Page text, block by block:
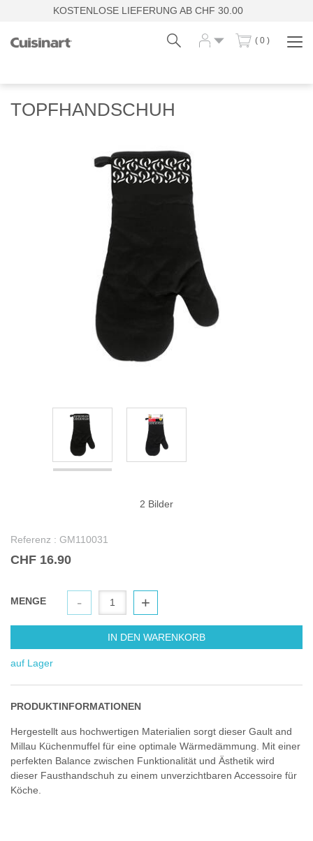
KOSTENLOSE LIEFERUNG AB CHF 30.00
( 0 )
TOPFHANDSCHUH
2 Bilder
Referenz : GM110031
CHF 16.90
MENGE - +
IN DEN WARENKORB
auf Lager
PRODUKTINFORMATIONEN
Hergestellt aus hochwertigen Materialien sorgt dieser Gault and
Millau Küchenmuffel für eine optimale Wärmedämmung. Mit einer
perfekten Balance zwischen Funktionalität und Ästhetik wird
dieser Fausthandschuh zu einem unverzichtbaren Accessoire für
Köche.